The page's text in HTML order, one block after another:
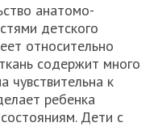
анатомо-
детского
относительно
содержит много
чувствительна к
ребенка
Дети с